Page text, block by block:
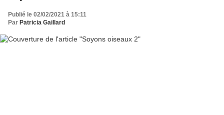
Publié le 02/02/2021 à 15:11
Par Patricia Gaillard